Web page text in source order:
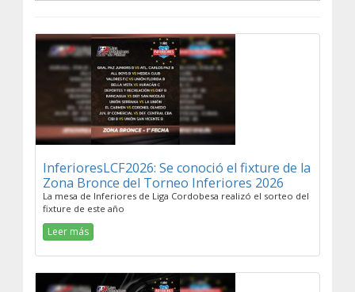
InferioresLCF2026: Se conoció el fixture de la
Zona Bronce del Torneo Inferiores 2026
La mesa de Inferiores de Liga Cordobesa realizó el sorteo del
fixture de este año
Leer más